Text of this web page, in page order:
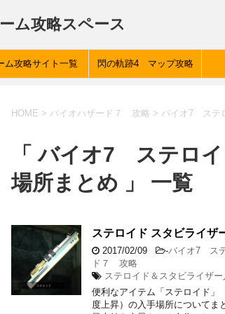
ム攻略スペース
ム攻略サイト一覧 閃の軌跡4 マップ攻略
HOME > バイオハザード７ 攻略 > バイオ7 ステ
「 バイオ7 ステロ
場所まとめ 」 一覧
ステロイド スタビライザ
2017/02/09 -バイオ7 ス
ド７ 攻略
ステロイド＆スタビライザ
便利なアイテム「ステロイド」
度上昇）の入手場所についてま